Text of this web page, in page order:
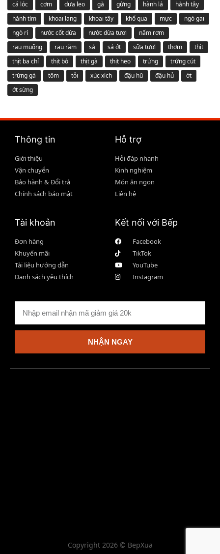
cá lóc
cơm dưa leo gà gừng hành lá
hành tây
hành tím
khoai lang khoai tây khổ qua mực
ngò gai
ngò rí
nước cốt dừa nước dừa tươi
nấm rơm
rau muống
rau răm sả sả ớt sữa tươi thơm
thịt
thịt ba chỉ
thịt bò thịt gà thịt heo trứng
trứng cút
trứng gà
tôm tỏi xúc xích đậu hũ đậu hủ
ớt
ớt sừng
Thông tin
Giới thiệu
Vận chuyển
Bảo hành & Đổi trả
Chính sách bảo mật
Hỗ trợ
Hỏi đáp nhanh
Kinh nghiệm
Món ăn ngon
Liên hệ
Tài khoản
Đơn hàng
Khuyến mãi
Tài liệu hướng dẫn
Danh sách yêu thích
Kết nối với Bếp
Facebook
TikTok
YouTube
Instagram
NHẬN NGAY
Copyright 2026 © BepXua